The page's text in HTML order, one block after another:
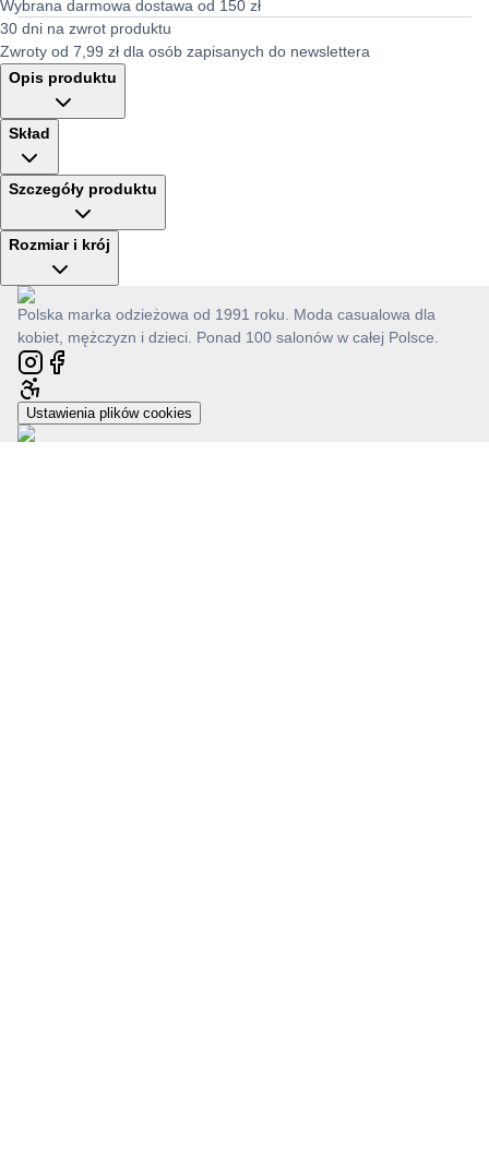
Wybrana darmowa dostawa od 150 zł
30 dni na zwrot produktu
Zwroty od 7,99 zł dla osób zapisanych do newslettera
Opis produktu
Skład
Szczegóły produktu
Rozmiar i krój
Polska marka odzieżowa od 1991 roku. Moda casualowa dla
kobiet, mężczyzn i dzieci. Ponad 100 salonów w całej Polsce.
Ustawienia plików cookies